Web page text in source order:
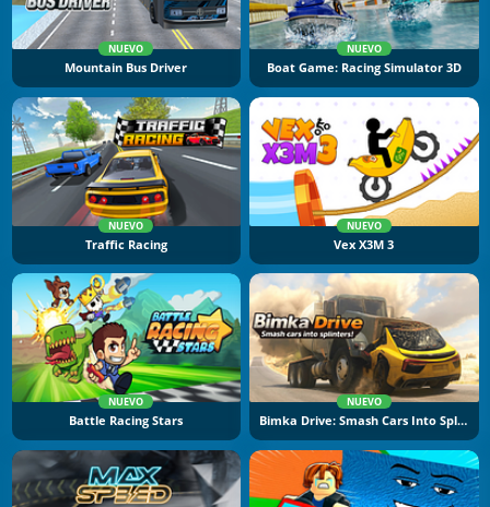
NUEVO
Mountain Bus Driver
NUEVO
Boat Game: Racing Simulator 3D
NUEVO
Traffic Racing
NUEVO
Vex X3M 3
NUEVO
Battle Racing Stars
NUEVO
Bimka Drive: Smash Cars Into Splinters